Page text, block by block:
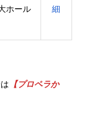
ホール
細
【プロペラか